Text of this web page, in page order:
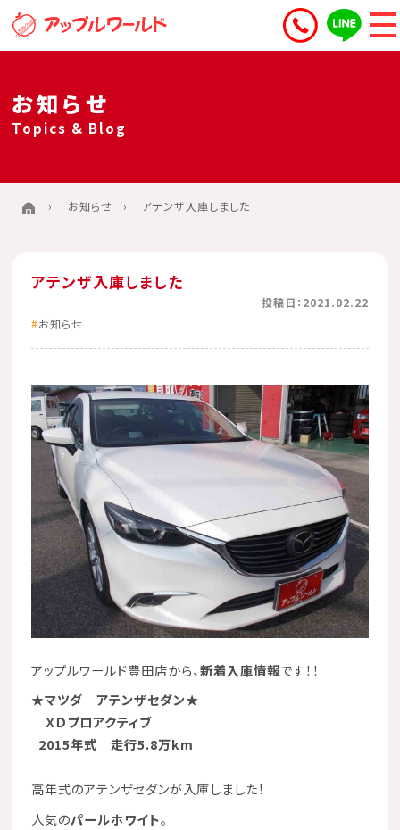
お知らせ
Topics & Blog
お知らせ アテンザ入庫しました
アテンザ入庫しました
投稿日：2021.02.22
お知らせ
アップルワールド豊田店から、新着入庫情報です！！
★マツダ アテンザセダン★
ＸＤプロアクティブ
2015年式 走行5.8万km
高年式のアテンザセダンが入庫しました！
人気のパールホワイト。